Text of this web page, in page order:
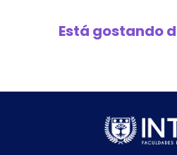
Está gostando